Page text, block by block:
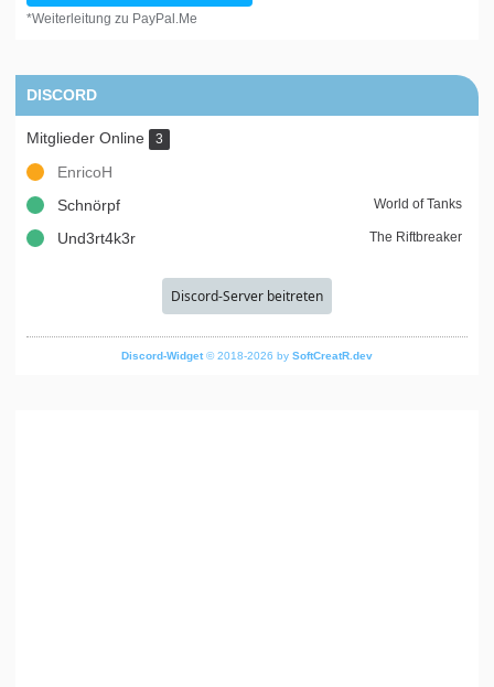
*Weiterleitung zu PayPal.Me
DISCORD
Mitglieder Online 3
EnricoH
Schnörpf
World of Tanks
Und3rt4k3r The Riftbreaker
Discord-Server beitreten
Discord-Widget© 2018-2026 by SoftCreatR.dev